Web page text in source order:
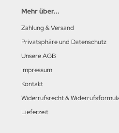
Mehr über...
Zahlung & Versand
Privatsphäre und Datenschutz
Unsere AGB
Impressum
Kontakt
Widerrufsrecht &
Lieferzeit